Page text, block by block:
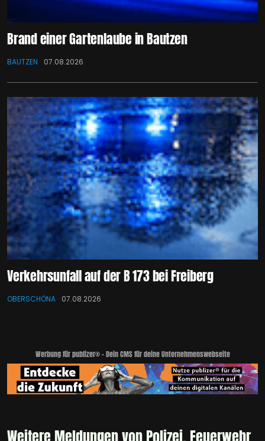
Brand einer Gartenlaube in Bautzen
BAUTZEN 07.08.2026
Verkehrsunfall auf der B 173 bei Freiberg
OBERSCHÖNA 07.08.2026
Werbung für publizer® - Dein CMS für deine Unternehmenswebseite